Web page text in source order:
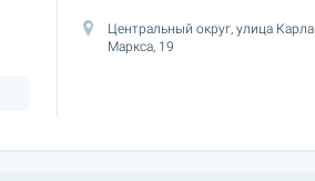
Центральный округ, улица Карла
Маркса, 19